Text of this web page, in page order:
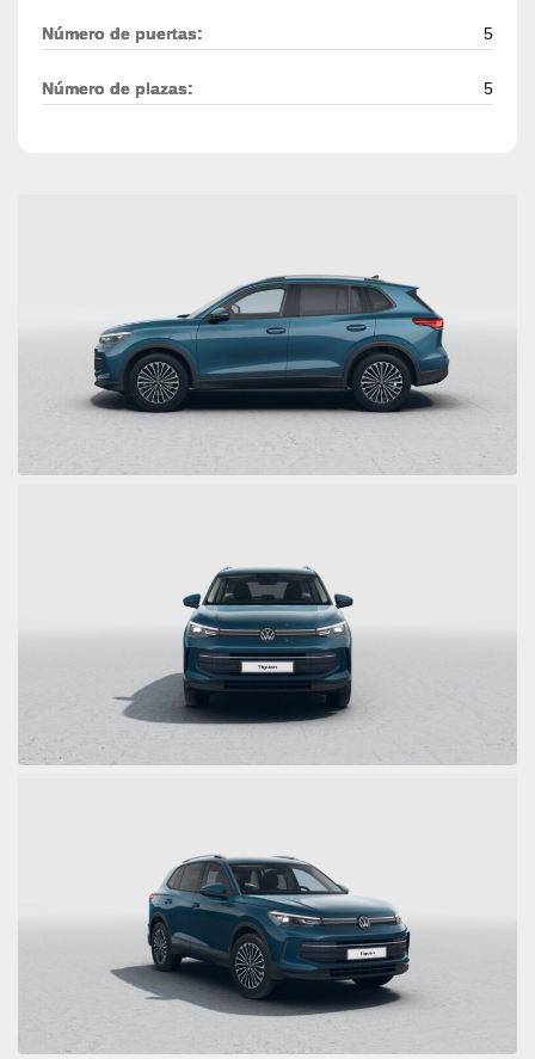
Número de puertas: 5
Número de plazas: 5